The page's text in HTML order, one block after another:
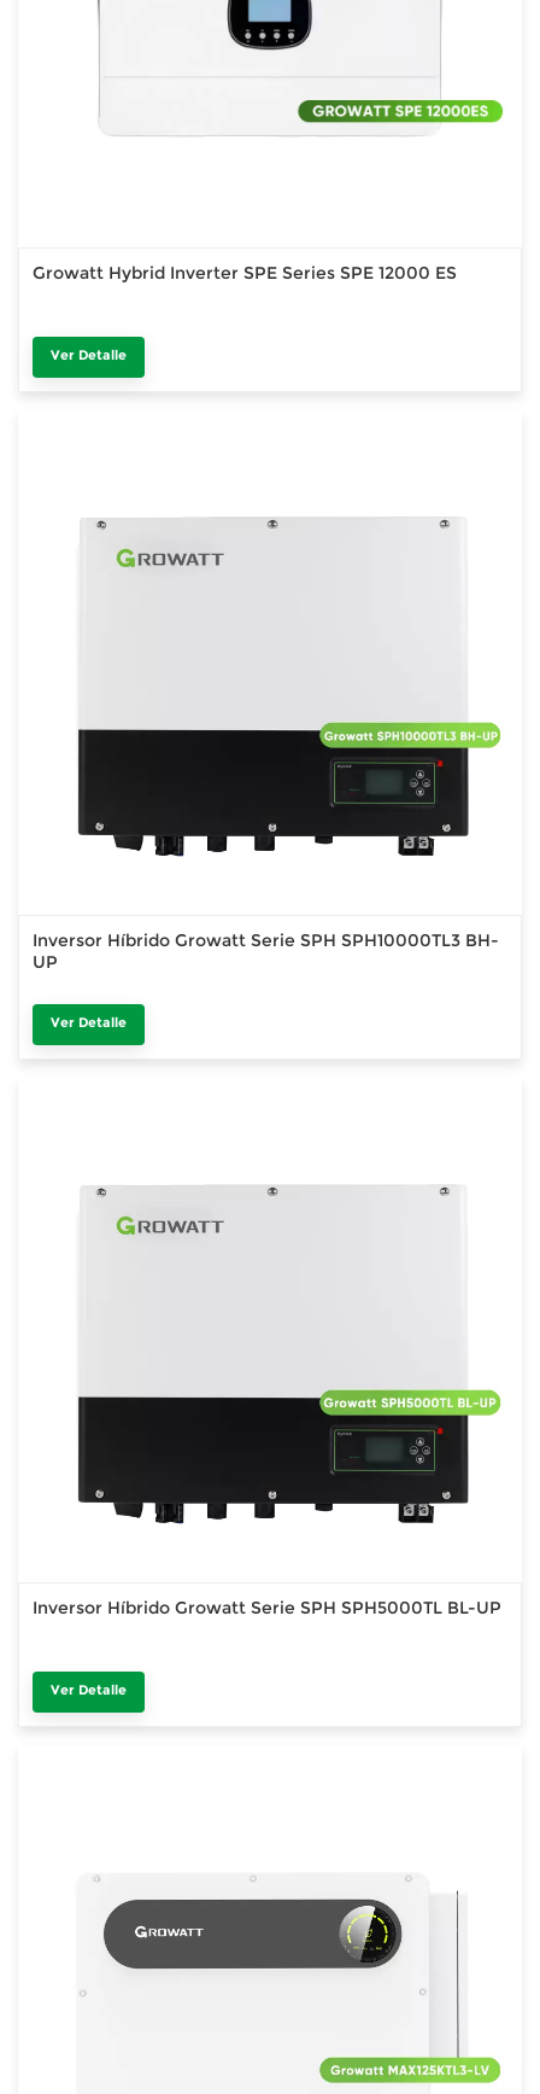
Growatt Hybrid Inverter SPE Series SPE 12000 ES
Ver Detalle
Inversor Híbrido Growatt Serie SPH SPH10000TL3 BH-
UP
Ver Detalle
Inversor Híbrido Growatt Serie SPH SPH5000TL BL-UP
Ver Detalle